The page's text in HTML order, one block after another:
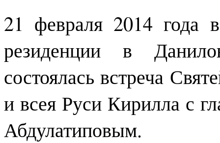
21 февраля 2014 года
резиденции в
состоялась встреча
и всея Руси Кирилла с
Абдулатиповым.